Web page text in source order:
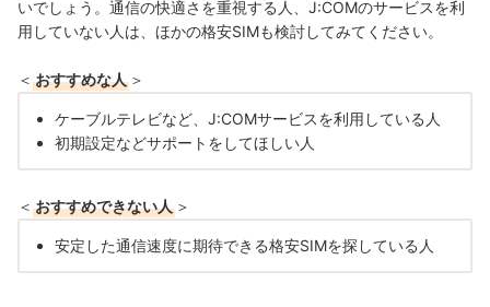
いでしょう。通信の快適さを重視する人、J:COMのサービスを利
用していない人は、ほかの格安SIMも検討してみてください。
＜ おすすめな人 ＞
ケーブルテレビなど、J:COMサービスを利用している人
初期設定などサポートをしてほしい人
＜ おすすめできない人 ＞
安定した通信速度に期待できる格安SIMを探している人